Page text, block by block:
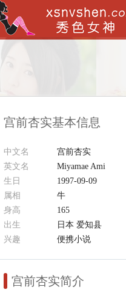
宫前杏实基本信息
中文名 宫前杏实
英文名
Miyamae Ami
生日
1997-09-09
属相
牛
身高
165
出生
日本 爱知县
兴趣
便携小说
宫前杏实简介